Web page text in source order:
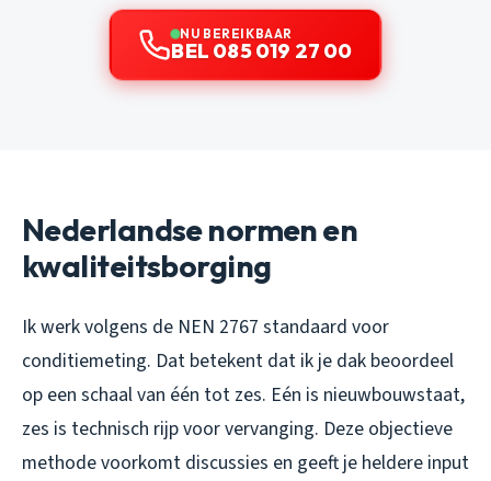
NU BEREIKBAAR
BEL 085 019 27 00
Nederlandse normen en
kwaliteitsborging
Ik werk volgens de NEN 2767 standaard voor
conditiemeting. Dat betekent dat ik je dak beoordeel
op een schaal van één tot zes. Eén is nieuwbouwstaat,
zes is technisch rijp voor vervanging. Deze objectieve
methode voorkomt discussies en geeft je heldere input